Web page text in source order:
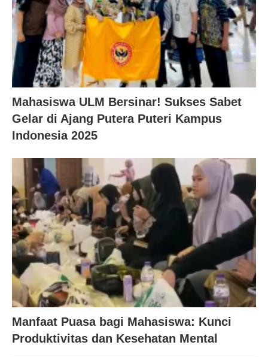
Mahasiswa ULM Bersinar! Sukses Sabet
Gelar di Ajang Putera Puteri Kampus
Indonesia 2025
Manfaat Puasa bagi Mahasiswa: Kunci
Produktivitas dan Kesehatan Mental